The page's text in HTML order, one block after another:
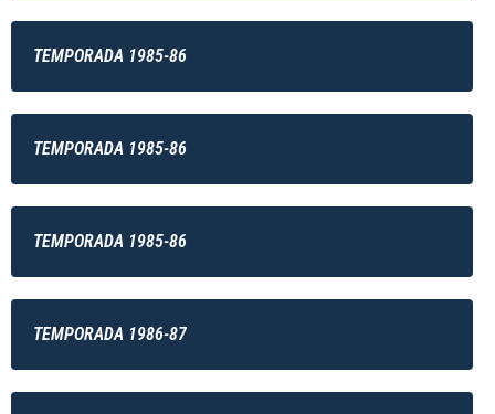
TEMPORADA 1985-86
TEMPORADA 1985-86
TEMPORADA 1985-86
TEMPORADA 1986-87